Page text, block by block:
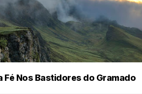
Fé Nos Bastidores do Gramado